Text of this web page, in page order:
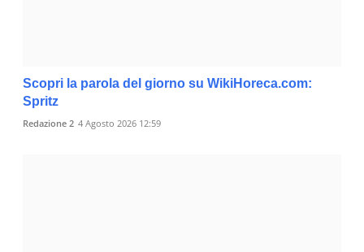
Scopri la parola del giorno su WikiHoreca.com:
Spritz
Redazione 2 4 Agosto 2026 12:59